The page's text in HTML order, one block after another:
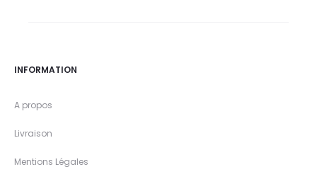
INFORMATION
A propos
Livraison
Mentions Légales